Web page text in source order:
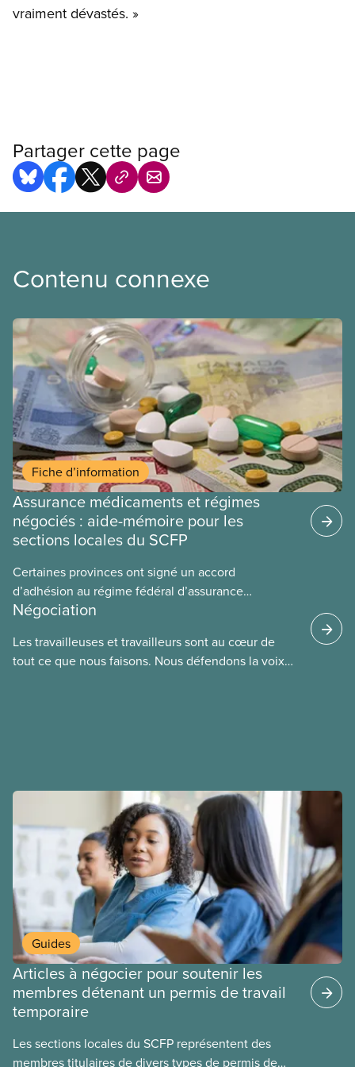
vraiment dévastés. »
Partager cette page
Contenu connexe
Fiche d’information
Assurance médicaments et régimes
négociés : aide-mémoire pour les
sections locales du SCFP
Certaines provinces ont signé un accord
d’adhésion au régime fédéral d’assurance
médicaments. Les sections locales du SCFP dans
régime pourrait avoir sur leurs avantages
sociaux actuels.
Négociation
Les travailleuses et travailleurs sont au cœur de
tout ce que nous faisons. Nous défendons la voix
Guides
Articles à négocier pour soutenir les
membres détenant un permis de travail
temporaire
Les sections locales du SCFP représentent des
membres titulaires de divers types de permis de